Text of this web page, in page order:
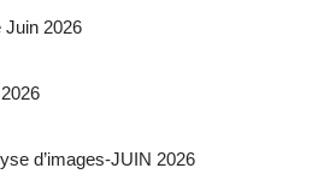
Juin 2026
d’images-JUIN 2026